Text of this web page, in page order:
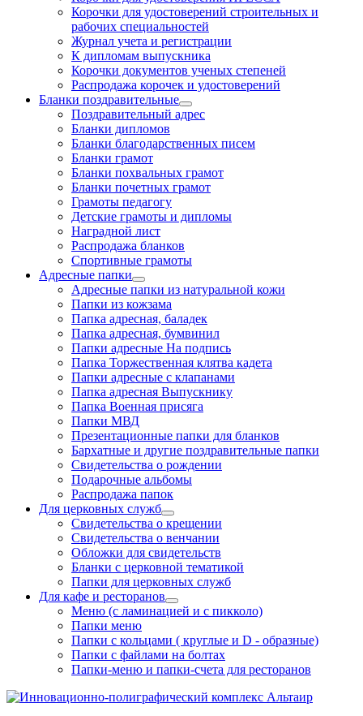
Корочки для удостоверений строительных и
рабочих специальностей
Журнал учета и регистрации
К дипломам выпускника
Корочки документов ученых степеней
Распродажа корочек и удостоверений
Бланки поздравительные
Поздравительный адрес
Бланки дипломов
Бланки благодарственных писем
Бланки грамот
Бланки похвальных грамот
Бланки почетных грамот
Грамоты педагогу
Детские грамоты и дипломы
Наградной лист
Распродажа бланков
Спортивные грамоты
Адресные папки
Адресные папки из натуральной кожи
Папки из кожзама
Папка адресная, баладек
Папка адресная, бумвинил
Папки адресные На подпись
Папка Торжественная клятва кадета
Папки адресные с клапанами
Папка адресная Выпускнику
Папка Военная присяга
Папки МВД
Презентационные папки для бланков
Бархатные и другие поздравительные папки
Свидетельства о рождении
Подарочные альбомы
Распродажа папок
Для церковных служб
Свидетельства о крещении
Свидетельства о венчании
Обложки для свидетельств
Бланки с церковной тематикой
Папки для церковных служб
Для кафе и ресторанов
Меню (с ламинацией и с пикколо)
Папки меню
Папки с кольцами ( круглые и D - образные)
Папки с файлами на болтах
Папки-меню и папки-счета для ресторанов